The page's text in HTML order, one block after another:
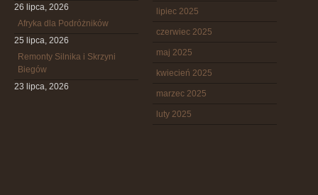
26 lipca, 2026
Afryka dla Podróżników
25 lipca, 2026
Remonty Silnika i Skrzyni
Biegów
23 lipca, 2026
lipiec 2025
czerwiec 2025
maj 2025
kwiecień 2025
marzec 2025
luty 2025